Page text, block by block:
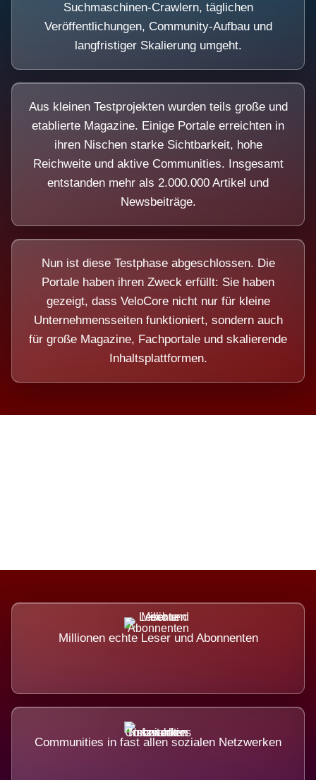
Suchmaschinen-Crawlern, täglichen
Veröffentlichungen, Community-Aufbau und
langfristiger Skalierung umgeht.
Aus kleinen Testprojekten wurden teils große und
etablierte Magazine. Einige Portale erreichten in
ihren Nischen starke Sichtbarkeit, hohe
Reichweite und aktive Communities. Insgesamt
entstanden mehr als 2.000.000 Artikel und
Newsbeiträge.
Nun ist diese Testphase abgeschlossen. Die
Portale haben ihren Zweck erfüllt: Sie haben
gezeigt, dass VeloCore nicht nur für kleine
Unternehmensseiten funktioniert, sondern auch
für große Magazine, Fachportale und skalierende
Inhaltsplattformen.
Millionen echte Leser und Abonnenten
Communities in fast allen sozialen Netzwerken